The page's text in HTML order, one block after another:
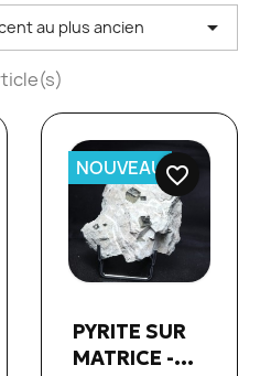
au plus ancien 
rapide
PYRITE SUR
MATRICE -...
NOUVEAUfavorite_border